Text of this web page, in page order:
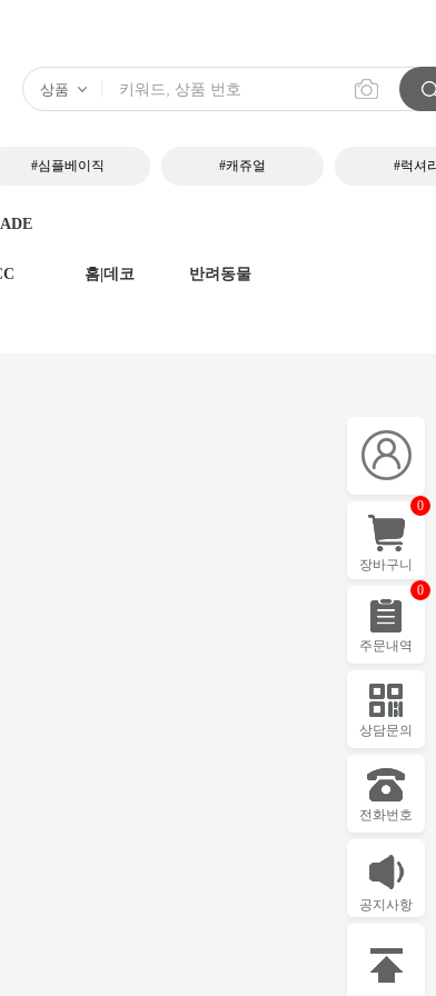
#심플베이직 #캐쥬얼 #럭셔
홈|데코 반려동물
장바구니
0
주문내역
0
상담문의
전화번호
공지사항